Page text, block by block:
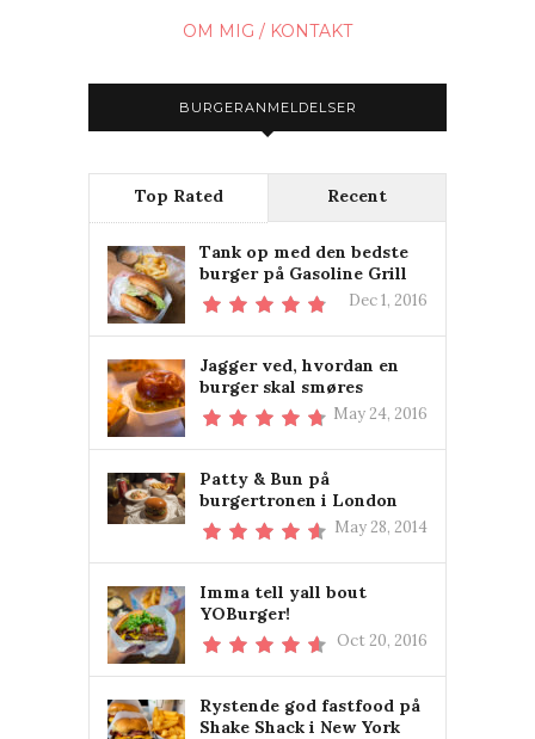
OM MIG / KONTAKT
BURGERANMELDELSER
Top Rated Recent
Tank op med den bedste
burger på Gasoline Grill
Dec 1, 2016
Jagger ved, hvordan en
burger skal smøres
May 24, 2016
Patty & Bun på
burgertronen i London
May 28, 2014
Imma tell yall bout
YOBurger!
Oct 20, 2016
Rystende god fastfood på
Shake Shack i New York